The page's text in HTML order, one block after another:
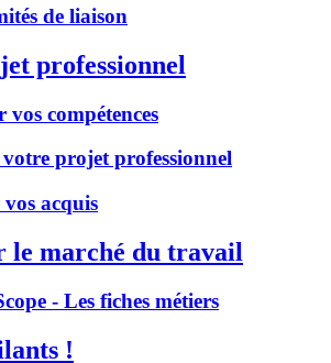
de liaison
professionnel
vos compétences
projet professionnel
acquis
le marché du travail
- Les fiches métiers
!